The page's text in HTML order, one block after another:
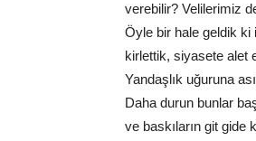
verebilir? Velilerimiz
Öyle bir hale geldik ki
kirlettik, siyasete alet
Yandaşlık uğuruna
Daha durun bunlar
ve baskıların git gide